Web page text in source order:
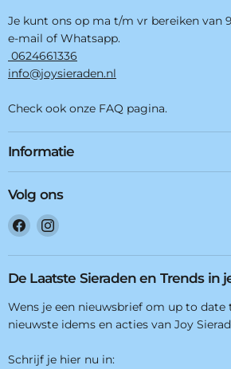
Je kunt ons op ma t/m vr bereiken van
e-mail of Whatsapp.
0624661336
info@joysieraden.nl
Check ook onze FAQ pagina.
Informatie
Volg ons
Vind
ons
op
Facebook
Vind
op
Instagram
De Laatste Sieraden en Trends in
Wens je een nieuwsbrief om up to date
nieuwste idems en acties van Joy
Schrijf je hier nu in: